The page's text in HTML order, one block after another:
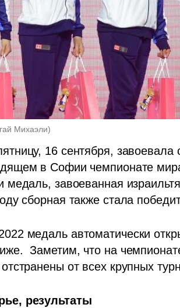
Михаэли)
16 сентября,
в Софии чемпионате
медаль, завоеванная
сборная также стала
медаль автоматически
Заметим, что на
от всех крупных
результаты